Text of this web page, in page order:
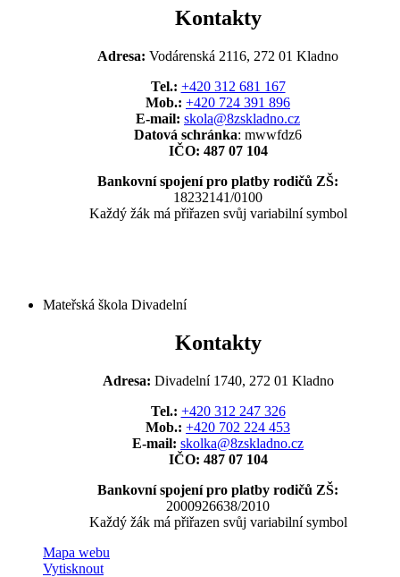
Kontakty
Adresa: Vodárenská 2116, 272 01 Kladno
Tel.: +420 312 681 167
Mob.: +420 724 391 896
E-mail: skola@8zskladno.cz
Datová schránka: mwwfdz6
IČO: 487 07 104
Bankovní spojení pro platby rodičů ZŠ:
18232141/0100
Každý žák má přiřazen svůj variabilní symbol
Mateřská škola Divadelní
Kontakty
Adresa: Divadelní 1740, 272 01 Kladno
Tel.: +420 312 247 326
Mob.: +420 702 224 453
E-mail: skolka@8zskladno.cz
IČO: 487 07 104
Bankovní spojení pro platby rodičů ZŠ:
2000926638/2010
Každý žák má přiřazen svůj variabilní symbol
Mapa webu
Vytisknout